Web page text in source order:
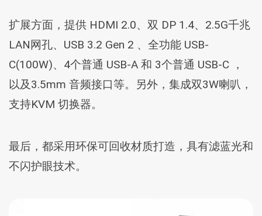
扩展方面，提供 HDMI 2.0、双 DP 1.4、2.5G千兆
LAN网孔、USB 3.2 Gen 2 、全功能 USB-
C(100W)、4个普通 USB-A 和 3个普通 USB-C ，
以及3.5mm 音频接口等。另外，集成双3W喇叭，
支持KVM 切换器。
最后，都采用环保可回收材质打造，具有滤蓝光和
不闪护眼技术。